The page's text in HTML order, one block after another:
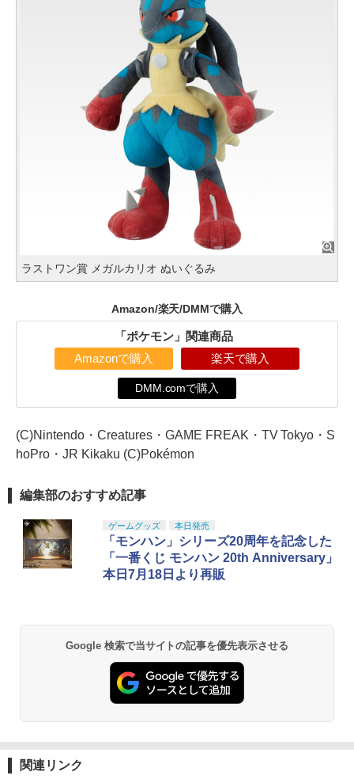
ラストワン賞 メガルカリオ ぬいぐるみ
Amazon/楽天/DMMで購入
「ポケモン」関連商品
Amazonで購入 楽天で購入
DMM.comで購入
(C)Nintendo・Creatures・GAME FREAK・TV Tokyo・S
hoPro・JR Kikaku (C)Pokémon
編集部のおすすめ記事
ゲームグッズ 本日発売
「モンハン」シリーズ20周年を記念した
「一番くじ モンハン 20th Anniversary」
本日7月18日より再販
Google 検索で当サイトの記事を優先表示させる
関連リンク